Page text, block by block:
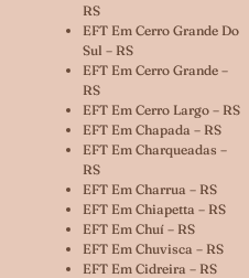
RS
EFT Em Cerro Grande Do
Sul – RS
EFT Em Cerro Grande –
RS
EFT Em Cerro Largo – RS
EFT Em Chapada – RS
EFT Em Charqueadas –
RS
EFT Em Charrua – RS
EFT Em Chiapetta – RS
EFT Em Chuí – RS
EFT Em Chuvisca – RS
EFT Em Cidreira – RS